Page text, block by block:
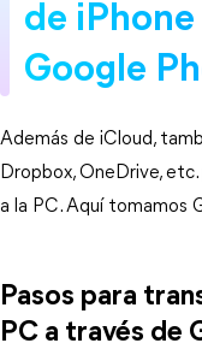
de iPhone
Google
Además de iCloud,
Dropbox, OneDrive,
a la PC. Aquí tomamos
Pasos para
PC a través de